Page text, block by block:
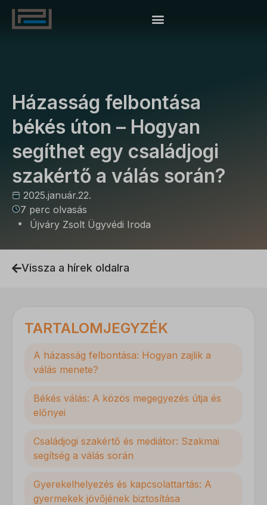
Házasság felbontása
békés úton – Hogyan
segíthet egy családjogi
szakértő a válás során?
2025.január.22.
7 perc olvasás
Újváry Zsolt Ügyvédi Iroda
Vissza a hírek oldalra
TARTALOMJEGYZÉK
A házasság felbontása: Hogyan zajlik a
válás menete?
Békés válás: A közös megegyezés útja és
előnyei
Családjogi szakértő és mediátor: Szakmai
segítség a válás során
Gyerekelhelyezés és kapcsolattartás: A
gyermekek jövőjének biztosítása